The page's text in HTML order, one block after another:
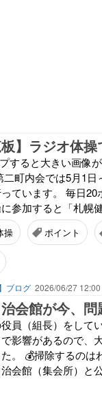
板】ラジオ体
すると大きい画像
町内会では5月1
ています。 毎日20
参加すると「札幌
操 ポイント
ブログ 2026/06/27 12:00
員（組長）をして
影響があるので、
。 💰掃除するの
治会館（集会所）